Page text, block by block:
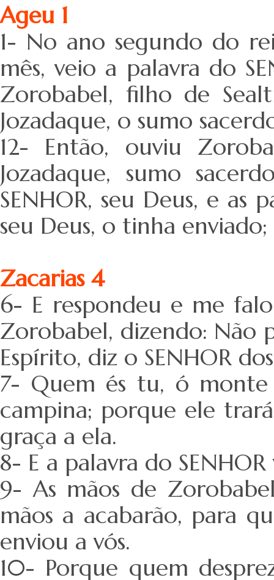
Ageu 1
1- No ano segundo do
mês, veio a palavra do
Zorobabel, filho de
Jozadaque, o sumo
12- Então, ouviu
Jozadaque, sumo
SENHOR, seu Deus, e as
seu Deus, o tinha
Zacarias 4
6- E respondeu e me
Zorobabel, dizendo: Não
Espírito, diz o SENHOR
7- Quem és tu, ó monte
campina; porque ele
graça a ela.
8- E a palavra do
9- As mãos de
mãos a acabarão, para
enviou a vós.
10- Porque quem